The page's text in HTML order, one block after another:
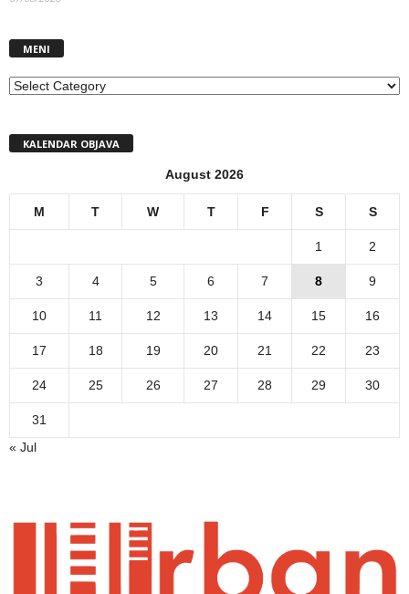
MENI
MENI
KALENDAR OBJAVA
August 2026
M T W T F S S
1 2
3 4 5 6 7 8 9
10 11 12 13 14 15 16
17 18 19 20 21 22 23
24 25 26 27 28 29 30
31
« Jul